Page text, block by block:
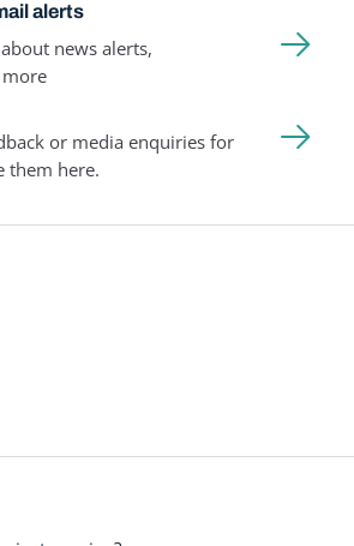
alerts
news alerts,
or media enquiries for
them here.